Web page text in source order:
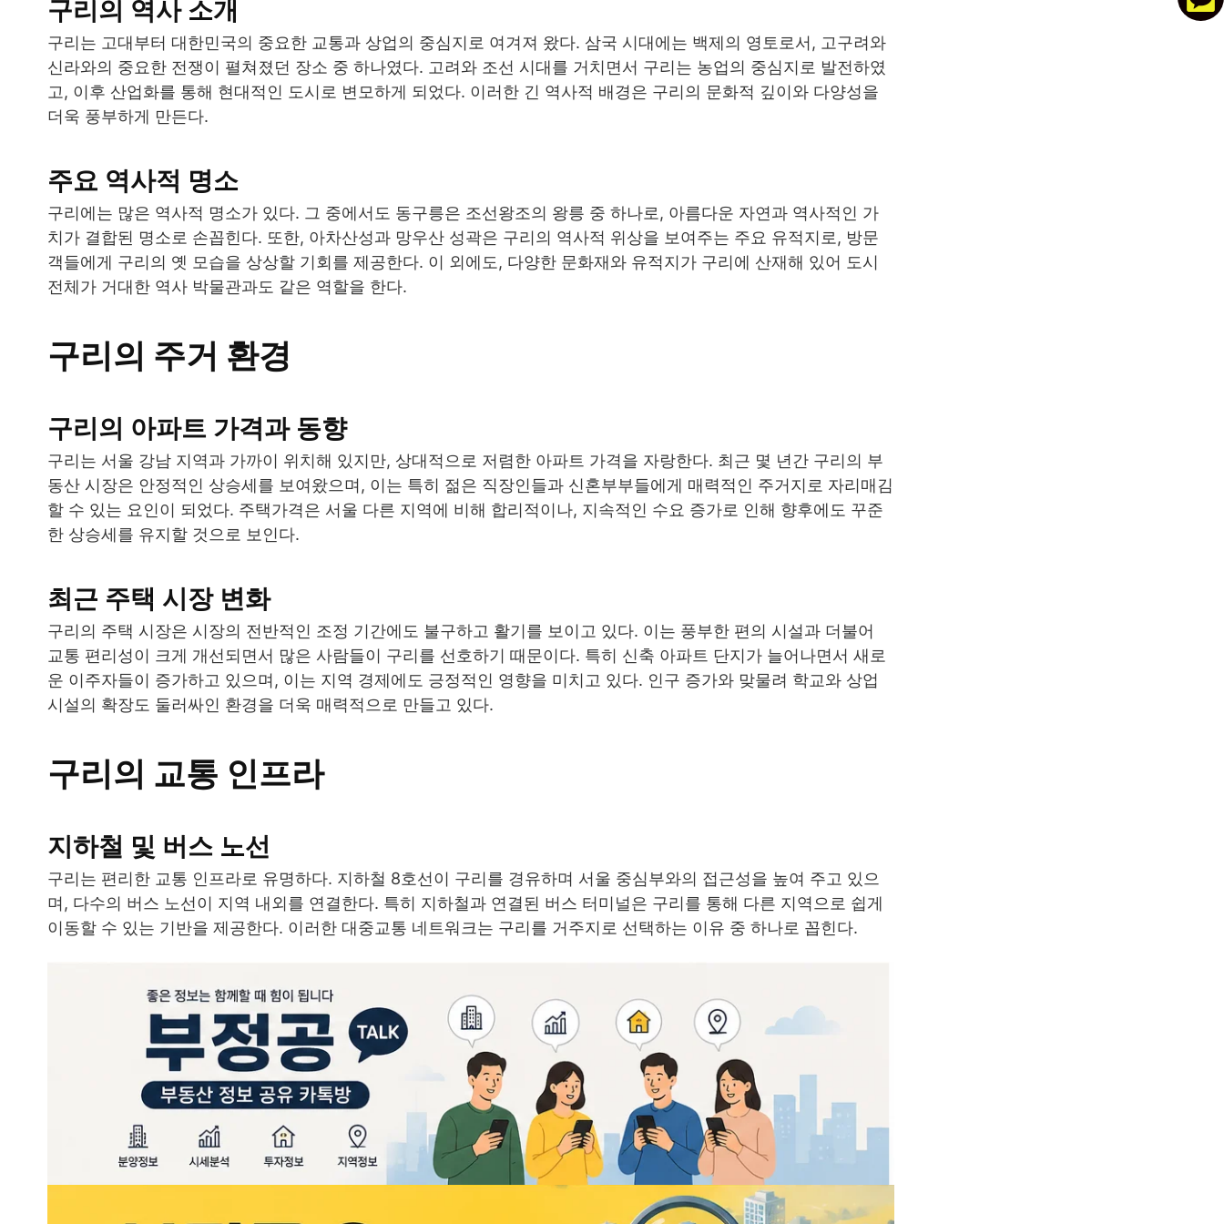
구리의 역사 소개
구리는 고대부터 대한민국의 중요한 교통과 상업의 중심지로 여겨져 왔다. 삼국 시대에는 백제의 영토로서, 고구려와
신라와의 중요한 전쟁이 펼쳐졌던 장소 중 하나였다. 고려와 조선 시대를 거치면서 구리는 농업의 중심지로 발전하였
고, 이후 산업화를 통해 현대적인 도시로 변모하게 되었다. 이러한 긴 역사적 배경은 구리의 문화적 깊이와 다양성을
더욱 풍부하게 만든다.
주요 역사적 명소
구리에는 많은 역사적 명소가 있다. 그 중에서도 동구릉은 조선왕조의 왕릉 중 하나로, 아름다운 자연과 역사적인 가
치가 결합된 명소로 손꼽힌다. 또한, 아차산성과 망우산 성곽은 구리의 역사적 위상을 보여주는 주요 유적지로, 방문
객들에게 구리의 옛 모습을 상상할 기회를 제공한다. 이 외에도, 다양한 문화재와 유적지가 구리에 산재해 있어 도시
전체가 거대한 역사 박물관과도 같은 역할을 한다.
구리의 주거 환경
구리의 아파트 가격과 동향
구리는 서울 강남 지역과 가까이 위치해 있지만, 상대적으로 저렴한 아파트 가격을 자랑한다. 최근 몇 년간 구리의 부
동산 시장은 안정적인 상승세를 보여왔으며, 이는 특히 젊은 직장인들과 신혼부부들에게 매력적인 주거지로 자리매김
할 수 있는 요인이 되었다. 주택가격은 서울 다른 지역에 비해 합리적이나, 지속적인 수요 증가로 인해 향후에도 꾸준
한 상승세를 유지할 것으로 보인다.
최근 주택 시장 변화
구리의 주택 시장은 시장의 전반적인 조정 기간에도 불구하고 활기를 보이고 있다. 이는 풍부한 편의 시설과 더불어
교통 편리성이 크게 개선되면서 많은 사람들이 구리를 선호하기 때문이다. 특히 신축 아파트 단지가 늘어나면서 새로
운 이주자들이 증가하고 있으며, 이는 지역 경제에도 긍정적인 영향을 미치고 있다. 인구 증가와 맞물려 학교와 상업
시설의 확장도 둘러싸인 환경을 더욱 매력적으로 만들고 있다.
구리의 교통 인프라
지하철 및 버스 노선
구리는 편리한 교통 인프라로 유명하다. 지하철 8호선이 구리를 경유하며 서울 중심부와의 접근성을 높여 주고 있으
며, 다수의 버스 노선이 지역 내외를 연결한다. 특히 지하철과 연결된 버스 터미널은 구리를 통해 다른 지역으로 쉽게
이동할 수 있는 기반을 제공한다. 이러한 대중교통 네트워크는 구리를 거주지로 선택하는 이유 중 하나로 꼽힌다.